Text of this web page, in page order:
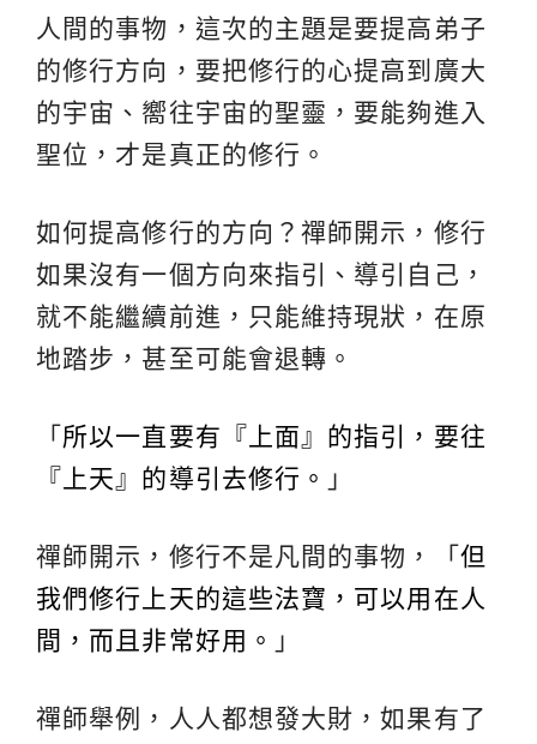
人間的事物，這次的主題是要提高弟子
的修行方向，要把修行的心提高到廣大
的宇宙、嚮往宇宙的聖靈，要能夠進入
聖位，才是真正的修行。
如何提高修行的方向？禪師開示，修行
如果沒有一個方向來指引、導引自己，
就不能繼續前進，只能維持現狀，在原
地踏步，甚至可能會退轉。
「 所以一直要有『上面』的指引，要往
『上天』的導引去修行。 」
禪師開示，修行不是凡間的事物，「 但
我們修行上天的這些法寶，可以用在人
間，而且非常好用。 」
禪師舉例，人人都想發大財，如果有了